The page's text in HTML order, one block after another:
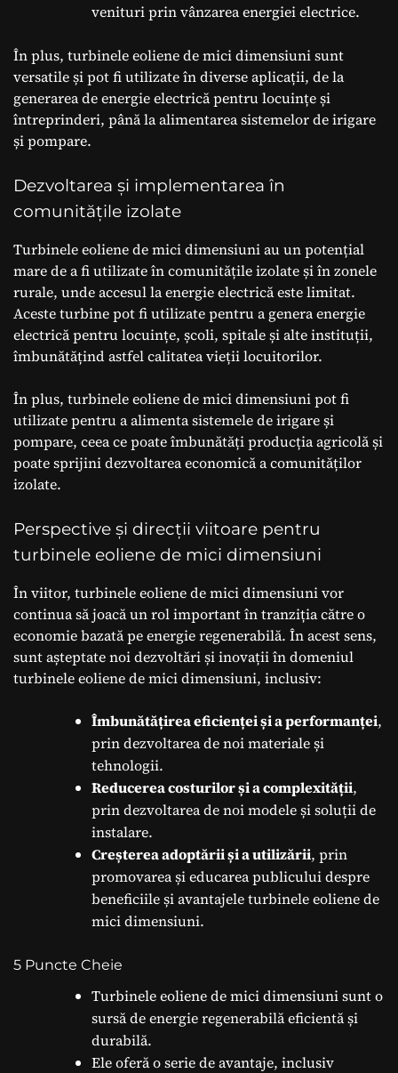
venituri prin vânzarea energiei electrice.
În plus, turbinele eoliene de mici dimensiuni sunt
versatile și pot fi utilizate în diverse aplicații, de la
generarea de energie electrică pentru locuințe și
întreprinderi, până la alimentarea sistemelor de irigare
și pompare.
Dezvoltarea și implementarea în
comunitățile izolate
Turbinele eoliene de mici dimensiuni au un potențial
mare de a fi utilizate în comunitățile izolate și în zonele
rurale, unde accesul la energie electrică este limitat.
Aceste turbine pot fi utilizate pentru a genera energie
electrică pentru locuințe, școli, spitale și alte instituții,
îmbunătățind astfel calitatea vieții locuitorilor.
În plus, turbinele eoliene de mici dimensiuni pot fi
utilizate pentru a alimenta sistemele de irigare și
pompare, ceea ce poate îmbunătăți producția agricolă și
poate sprijini dezvoltarea economică a comunităților
izolate.
Perspective și direcții viitoare pentru
turbinele eoliene de mici dimensiuni
În viitor, turbinele eoliene de mici dimensiuni vor
continua să joacă un rol important în tranziția către o
economie bazată pe energie regenerabilă. În acest sens,
sunt așteptate noi dezvoltări și inovații în domeniul
turbinele eoliene de mici dimensiuni, inclusiv:
Îmbunătățirea eficienței și a performanței,
prin dezvoltarea de noi materiale și
tehnologii.
Reducerea costurilor și a complexității,
prin dezvoltarea de noi modele și soluții de
instalare.
Creșterea adoptării și a utilizării, prin
promovarea și educarea publicului despre
beneficiile și avantajele turbinele eoliene de
mici dimensiuni.
5 Puncte Cheie
Turbinele eoliene de mici dimensiuni sunt o
sursă de energie regenerabilă eficientă și
durabilă.
Ele oferă o serie de avantaje, inclusiv